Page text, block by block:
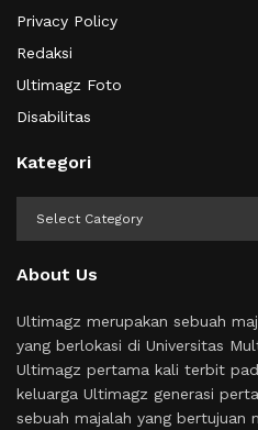
Privacy Policy
Redaksi
Ultimagz Foto
Disabilitas
Kategori
About Us
Ultimagz merupakan sebuah
yang berlokasi di Universitas
Ultimagz pertama kali terbit
keluarga Ultimagz generasi
sebuah majalah yang bertujuan